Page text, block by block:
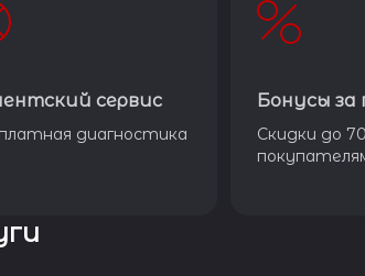
сервис
диагностика
Бонусы за
Скидки до